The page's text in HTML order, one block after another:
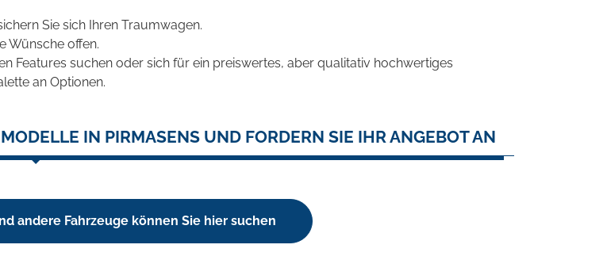
Sie sich Ihren Traumwagen.
Wünsche offen.
Features suchen oder sich für ein preiswertes, aber qualitativ hochwertiges
an Optionen.
IN PIRMASENS UND FORDERN SIE IHR ANGEBOT AN
andere Fahrzeuge können Sie hier suchen